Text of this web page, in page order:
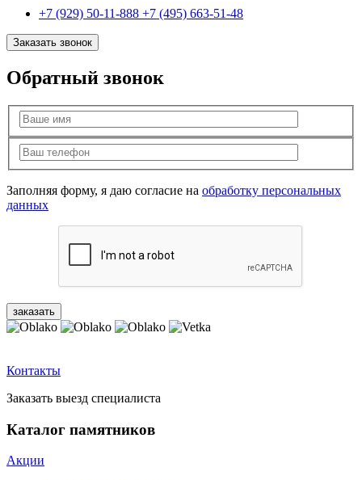
+7 (929) 50-11-888 +7 (495) 663-51-48
Заказать звонок
Обратный звонок
Заполняя форму, я даю согласие на обработку персональных
данных
Контакты
Заказать выезд специалиста
Каталог памятников
Акции